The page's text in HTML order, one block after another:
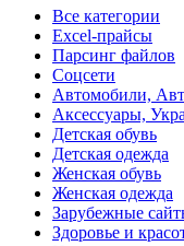
Все категории
Excel-прайсы
Парсинг файлов
Соцсети
Автомобили,
Аксессуары,
Детская обувь
Детская одежда
Женская обувь
Женская одежда
Зарубежные
Здоровье и